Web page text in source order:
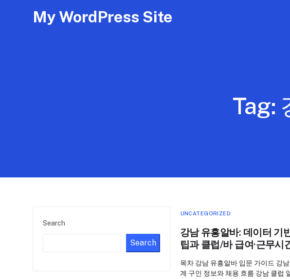
My WordPress Site
Tag:
Search
Search
UNCATEGORIZED
강남 유흥알바: 데이터 기
팁과 클럽/바 급여·근무시
목차 강남 유흥알바 입문 가이드 강
계 구인 정보와 채용 흐름 강남 클럽